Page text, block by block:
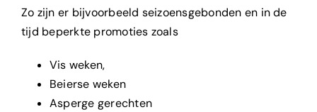
Restaurant
Partyservice
Zo zijn er bijvoorbeeld seizoensgebonden en in de
tijd beperkte promoties zoals
Vis weken,
Beierse weken
Asperge gerechten